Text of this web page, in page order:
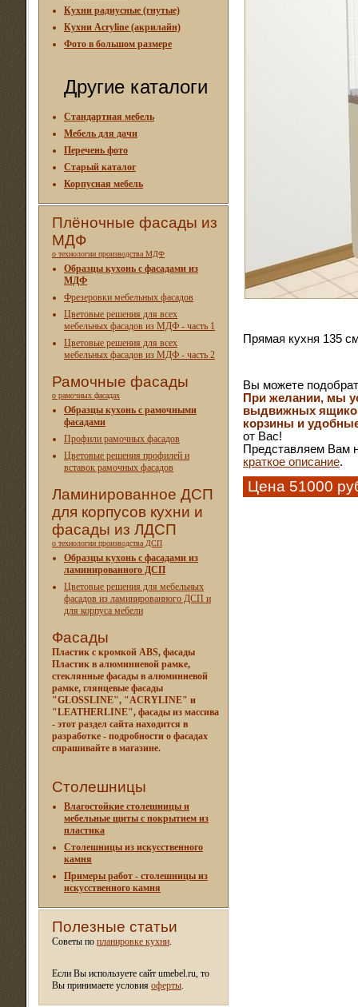
Кухни радиусные (гнутые)
Кухни Acryline (акрилайн)
Фото в большом размере
Другие каталоги
Стандартная мебель
Мебель для дачи
Перечень фото
Старый каталог
Корпусная мебель
Плёночные фасады из
МДФ
о технологии производства МДФ
Образцы кухонь с фасадами из
МДФ
Фрезеровки мебельных фасадов
Цветовые решения для всех
мебельных фасадов из МДФ - часть 1
Цветовые решения для всех
мебельных фасадов из МДФ - часть 2
Рамочные фасады
о рамочных фасадах
Образцы кухонь с рамочными
фасадами
Профили рамочных фасадов
Цветовые решения профилей и
вставок рамочных фасадов
Ламинированное ДСП
для корпусов кухни и
фасады из ЛДСП
о технологии производства ДСП
Образцы кухонь с фасадами из
ламинированного ДСП
Цветовые решения для мебельных
фасадов из ламинированного ДСП и
для корпуса мебели
Фасады
Пластик с кромкой ABS, фасады
Пластик в алюминиевой рамке,
стеклянные фасады в алюминиевой
рамке, глянцевые фасады
"GLOSSLINE", "ACRYLINE" и
"LEATHERLINE", фасады из массива
- этот раздел сайта находится в
разработке - подробности о фасадах
спрашивайте в магазине.
Столешницы
Влагостойкие столешницы и
мебельные щиты c покрытием из
пластика
Столешницы из искусственного
камня
Примеры работ - столешницы из
искусственного камня
Полезные статьи
Советы по планировке кухни.
Если Вы используете сайт umebel.ru, то
Вы принимаете условия оферты.
Прямая кухня 135
Вы можете
При желании, мы
выдвижных
корзины и
от Вас!
Представляем Вам
краткое описание.
Цена 51000